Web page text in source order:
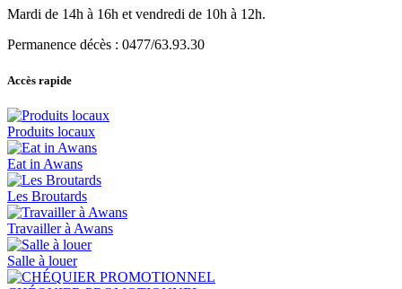
Mardi de 14h à 16h et vendredi de 10h à 12h.
Permanence décès : 0477/63.93.30
Accès rapide
Produits locaux
Eat in Awans
Les Broutards
Travailler à Awans
Salle à louer